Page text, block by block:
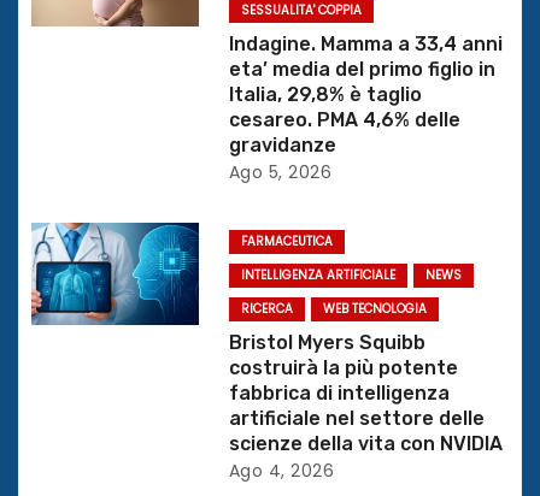
t
l
i
SESSUALITA' COPPIA
Indagine. Mamma a 33,4 anni
eta’ media del primo figlio in
Italia, 29,8% è taglio
cesareo. PMA 4,6% delle
gravidanze
Ago 5, 2026
FARMACEUTICA
INTELLIGENZA ARTIFICIALE
NEWS
RICERCA
WEB TECNOLOGIA
Bristol Myers Squibb
costruirà la più potente
fabbrica di intelligenza
artificiale nel settore delle
scienze della vita con NVIDIA
Ago 4, 2026